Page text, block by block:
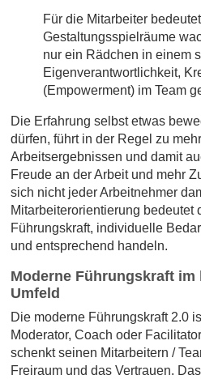
Für die Mitarbeiter
Gestaltungsspielräume
nur ein Rädchen in einem
Eigenverantwortlichkeit,
(Empowerment) im Team
Die Erfahrung selbst etwas
dürfen, führt in der Regel zu
Arbeitsergebnissen und damit
Freude an der Arbeit und mehr
sich nicht jeder Arbeitnehmer
Mitarbeiterorientierung bedeutet
Führungskraft, individuelle
und entsprechend handeln.
Moderne Führungskraft im
Umfeld
Die moderne Führungskraft 2.0
Moderator, Coach oder
schenkt seinen Mitarbeitern /
Freiraum und das Vertrauen.